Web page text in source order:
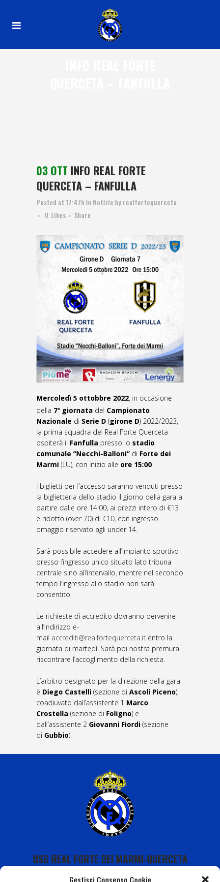
Gestisci Consenso Cookie
03 OTT INFO REAL FORTE
QUERCETA – FANFULLA
Posted at 17:47h in Notizie byrealfortequerceta
0 Likes Share
Mercoledì 5 ottobbre 2022, in occasione
della 7a giornata del Campionato
Nazionale di Serie D (girone D) 2022/2023,
la prima squadra del Real Forte Querceta
ospiterà il Fanfulla presso lo stadio
comunale “Necchi-Balloni” di Forte dei
Marmi (LU), con inizio alle ore 15:00
I biglietti per l’accesso saranno venduti presso
la biglietteria dello stadio il giorno della gara a
partire dalle ore 14:00, ai prezzi intero di €13
e ridotto (over 70) di €10, con ingresso
omaggio riservato agli under 14.
Sarà possibile accedere all’impianto sportivo
presso l’ingresso unico situato lato tribuna
centrale sino all’intervallo, mentre nel secondo
tempo l’ingresso allo stadio non sarà
consentito.
Le richieste di accredito dovranno pervenire
all’indirizzo e-
mail accrediti@realfortequerceta.it entro la
giornata di martedì. Sarà poi nostra premura
riscontrare l’accoglimento della richiesta.
L’arbitro designato per la direzione della gara
è Diego Castelli (sezione di Ascoli Piceno),
coadiuvato dall’assistente 1 Marco
Crostella (sezione di Foligno) e
dall’assistente 2 Giovanni Fiordi (sezione
di Gubbio).
USD REAL FORTE DEI MARMI-QUERCETA